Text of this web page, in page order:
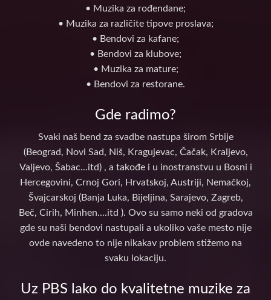
• Muzika za rođendane;
• Muzika za različite tipove proslava;
• Bendovi za kafane;
• Bendovi za klubove;
• Muzika za mature;
• Bendovi za restorane.
Gde radimo?
Svaki naš bend za svadbe nastupa širom Srbije
(Beograd, Novi Sad, Niš, Kragujevac, Čačak, Kraljevo,
Valjevo, Šabac...itd) , a takođe i u inostranstvu u Bosni i
Hercegovini, Crnoj Gori, Hrvatskoj, Austriji, Nemačkoj,
Švajcarskoj (Banja Luka, Bijeljina, Sarajevo, Zagreb,
Beč, Cirih, Minhen....itd ). Ovo su samo neki od gradova
gde su naši bendovi nastupali a ukoliko vaše mesto nije
ovde navedeno to nije nikakav problem stižemo na
svaku lokaciju.
Uz PBS lako do kvalitetne muzike za